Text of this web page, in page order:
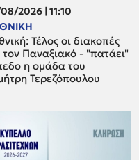
2026 | 11:10
Τέλος οι διακοπές
τον Παναξιακό - "πατάει"
η ομάδα του
Τερεζόπουλου